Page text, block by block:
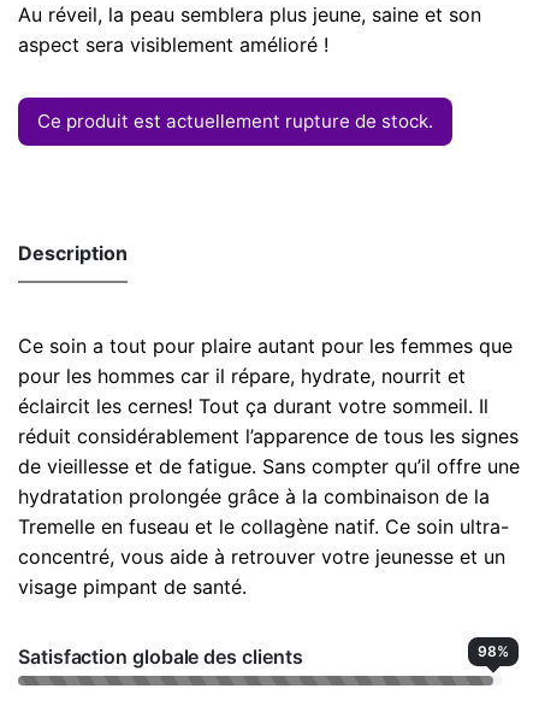
Au réveil, la peau semblera plus jeune, saine et son
aspect sera visiblement amélioré !
Ce produit est actuellement rupture de stock.
Description
Ce soin a tout pour plaire autant pour les femmes que
pour les hommes car il répare, hydrate, nourrit et
éclaircit les cernes! Tout ça durant votre sommeil. Il
réduit considérablement l’apparence de tous les signes
de vieillesse et de fatigue. Sans compter qu’il offre une
hydratation prolongée grâce à la combinaison de la
Tremelle en fuseau et le collagène natif. Ce soin ultra-
concentré, vous aide à retrouver votre jeunesse et un
visage pimpant de santé.
Satisfaction globale des clients 98%